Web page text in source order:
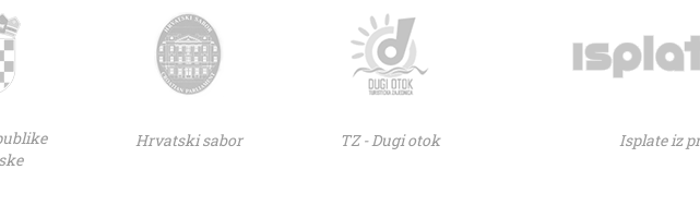
Hrvatski sabor TZ - Dugi otok Isplate iz